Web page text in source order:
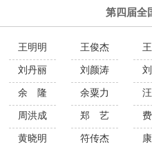
第四届全
王明明 王俊杰
刘丹丽 刘颜涛
余 隆 余粟力
周洪成 郑 艺
黄晓明 符传杰